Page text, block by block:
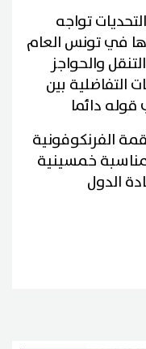
تواجه
في تونس العام
والحواجز
التفاضلية بين
دائما
الفرنكوفونية
خمسينية
الدول